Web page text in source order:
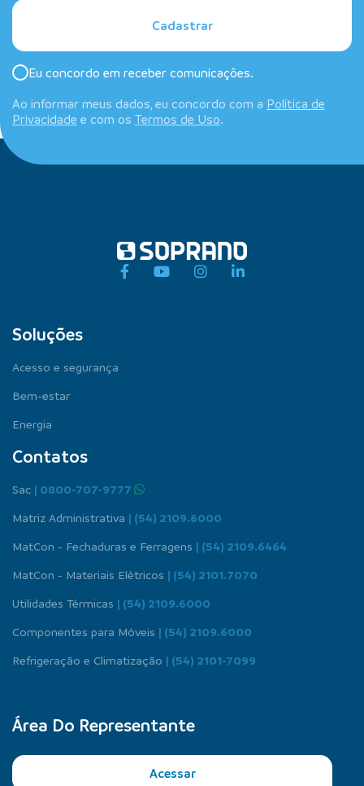
Cadastrar
Eu concordo em receber comunicações.
Ao informar meus dados, eu concordo com a Política de
Privacidade e com os Termos de Uso.
Soluções
Acesso e segurança
Bem-estar
Energia
Contatos
Sac | 0800-707-9777
Matriz Administrativa | (54) 2109.6000
MatCon - Fechaduras e Ferragens | (54) 2109.6464
MatCon - Materiais Elétricos | (54) 2101.7070
Utilidades Térmicas | (54) 2109.6000
Componentes para Móveis | (54) 2109.6000
Refrigeração e Climatização | (54) 2101-7099
Área Do Representante
Acessar